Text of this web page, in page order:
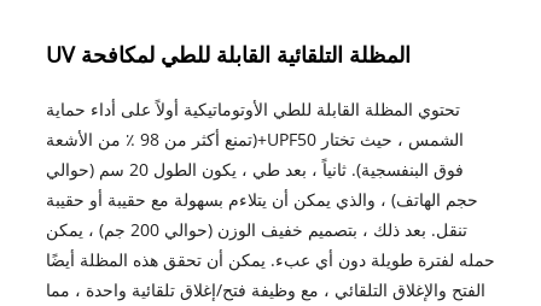
المظلة التلقائية القابلة للطي لمكافحة UV
تحتوي المظلة القابلة للطي الأوتوماتيكية أولاً على أداء حماية
الشمس ، حيث تختار UPF50+(تمنع أكثر من 98 ٪ من الأشعة
فوق البنفسجية). ثانياً ، بعد طي ، يكون الطول 20 سم (حوالي
حجم الهاتف) ، والذي يمكن أن يتلاءم بسهولة مع حقيبة أو حقيبة
تنقل. بعد ذلك ، بتصميم خفيف الوزن (حوالي 200 جم) ، يمكن
حمله لفترة طويلة دون أي عبء. يمكن أن تحقق هذه المظلة أيضًا
الفتح والإغلاق التلقائي ، مع وظيفة فتح/إغلاق تلقائية واحدة ، مما